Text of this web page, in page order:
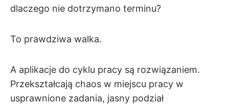
dlaczego nie dotrzymano terminu?
To prawdziwa walka.
A aplikacje do cyklu pracy są rozwiązaniem.
Przekształcają chaos w miejscu pracy w
usprawnione zadania, jasny podział